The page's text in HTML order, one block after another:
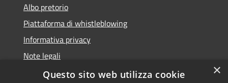
Albo pretorio
Piattaforma di whistleblowing
Informativa privacy
Note legali
Dichiarazione di accessibilità
×
Questo sito web utilizza cookie